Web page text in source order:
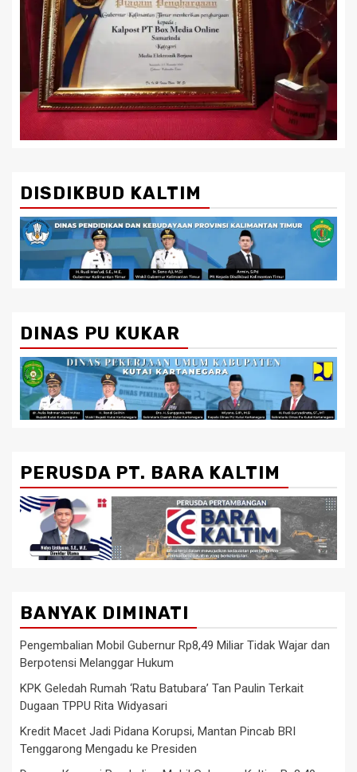
DISDIKBUD KALTIM
DINAS PU KUKAR
PERUSDA PT. BARA KALTIM
BANYAK DIMINATI
Pengembalian Mobil Gubernur Rp8,49 Miliar Tidak Wajar dan
Berpotensi Melanggar Hukum
KPK Geledah Rumah ‘Ratu Batubara’ Tan Paulin Terkait
Dugaan TPPU Rita Widyasari
Kredit Macet Jadi Pidana Korupsi, Mantan Pincab BRI
Tenggarong Mengadu ke Presiden